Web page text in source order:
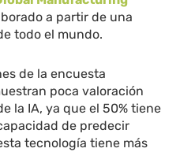
a partir de una
todo el mundo.
de la encuesta
poca valoración
la IA, ya que el 50% tiene
de predecir
tecnología tiene más